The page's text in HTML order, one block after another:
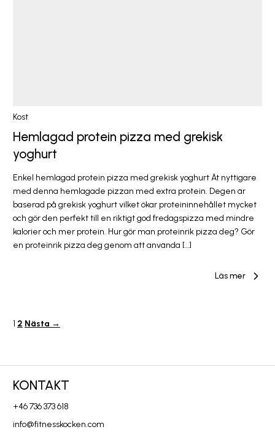
Kost
Hemlagad protein pizza med grekisk
yoghurt
Enkel hemlagad protein pizza med grekisk yoghurt Ät nyttigare
med denna hemlagade pizzan med extra protein. Degen är
baserad på grekisk yoghurt vilket ökar proteininnehållet mycket
och gör den perfekt till en riktigt god fredagspizza med mindre
kalorier och mer protein. Hur gör man proteinrik pizza deg? Gör
en proteinrik pizza deg genom att använda […]
Läs mer
1 2 Nästa →
KONTAKT
+46 736 373 618
info@fitnesskocken.com